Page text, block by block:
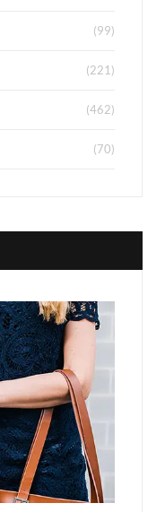
(99)
(221)
(462)
(70)